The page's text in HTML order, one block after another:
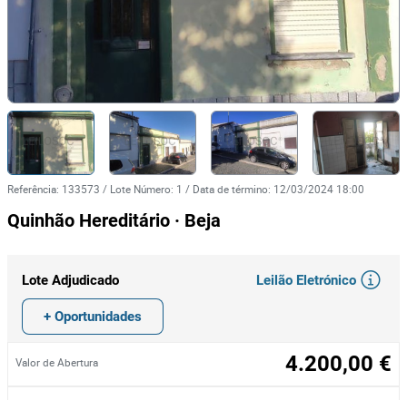
Referência: 133573 / Lote Número: 1 / Data de término: 12/03/2024 18:00
Quinhão Hereditário · Beja
Lote Adjudicado Leilão Eletrónico
+ Oportunidades
Valor de Abertura 4.200,00 €